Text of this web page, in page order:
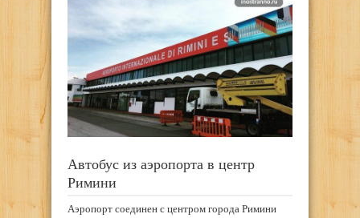
Автобус из аэропорта в центр
Римини
Аэропорт соединен с центром города Римини